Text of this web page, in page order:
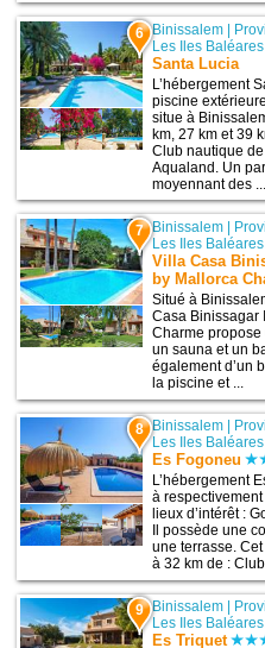
6 Binissalem |
Les Iles Baléares
Santa Lucia
L’hébergement
piscine
situe à
km, 27 km et 39
Club nautique
Aqualand. Un
moyennant des ...
7 Binissalem
Les Iles Baléares
Villa Casa
by Mallorca
Situé à
Casa Binissagar
Charme
un sauna et un
également d’un
la piscine et ...
8 Binissalem
Les Iles Baléares
Es Fogoneu
L’hébergement
à
lieux d’intérêt :
Il possède une
une terrasse.
à 32 km de :
9 Binissalem
Les Iles Baléares
Es Triquet